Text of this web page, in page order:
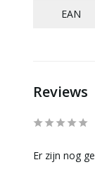
EAN
Reviews
Er zijn nog